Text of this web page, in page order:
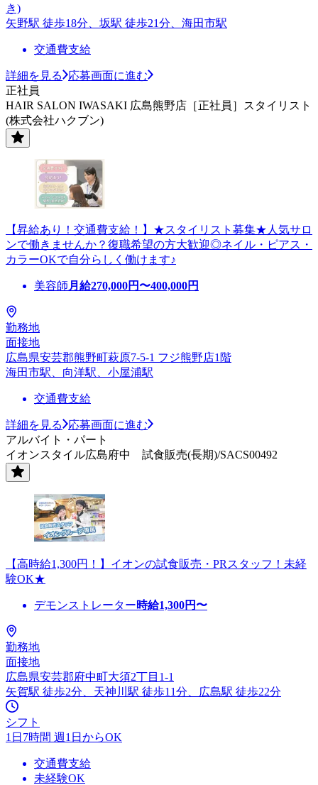
き)
矢野駅 徒歩18分、坂駅 徒歩21分、海田市駅
交通費支給
詳細を見る
応募画面に進む
正社員
HAIR SALON IWASAKI 広島熊野店［正社員］スタイリスト
(株式会社ハクブン)
【昇給あり！交通費支給！】★スタイリスト募集★人気サロ
ンで働きませんか？復職希望の方大歓迎◎ネイル・ピアス・
カラーOKで自分らしく働けます♪
美容師 月給270,000円〜400,000円
勤務地
面接地
広島県安芸郡熊野町萩原7-5-1 フジ熊野店1階
海田市駅、向洋駅、小屋浦駅
交通費支給
詳細を見る
応募画面に進む
アルバイト・パート
イオンスタイル広島府中 試食販売(長期)/SACS00492
【高時給1,300円！】イオンの試食販売・PRスタッフ！未経
験OK★
デモンストレーター時給1,300円〜
勤務地
面接地
広島県安芸郡府中町大須2丁目1-1
矢賀駅 徒歩2分、天神川駅 徒歩11分、広島駅 徒歩22分
シフト
1日7時間 週1日からOK
交通費支給
未経験OK